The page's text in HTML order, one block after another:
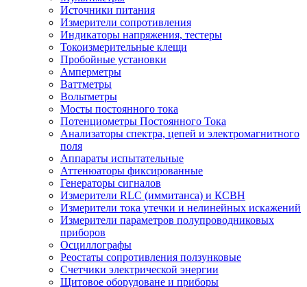
Источники питания
Измерители сопротивления
Индикаторы напряжения, тестеры
Токоизмерительные клещи
Пробойные установки
Амперметры
Ваттметры
Вольтметры
Мосты постоянного тока
Потенциометры Постоянного Тока
Анализаторы спектра, цепей и электромагнитного
поля
Аппараты испытательные
Аттенюаторы фиксированные
Генераторы сигналов
Измерители RLC (иммитанса) и КСВН
Измерители тока утечки и нелинейных искажений
Измерители параметров полупроводниковых
приборов
Осциллографы
Реостаты сопротивления ползунковые
Счетчики электрической энергии
Щитовое оборудоване и приборы